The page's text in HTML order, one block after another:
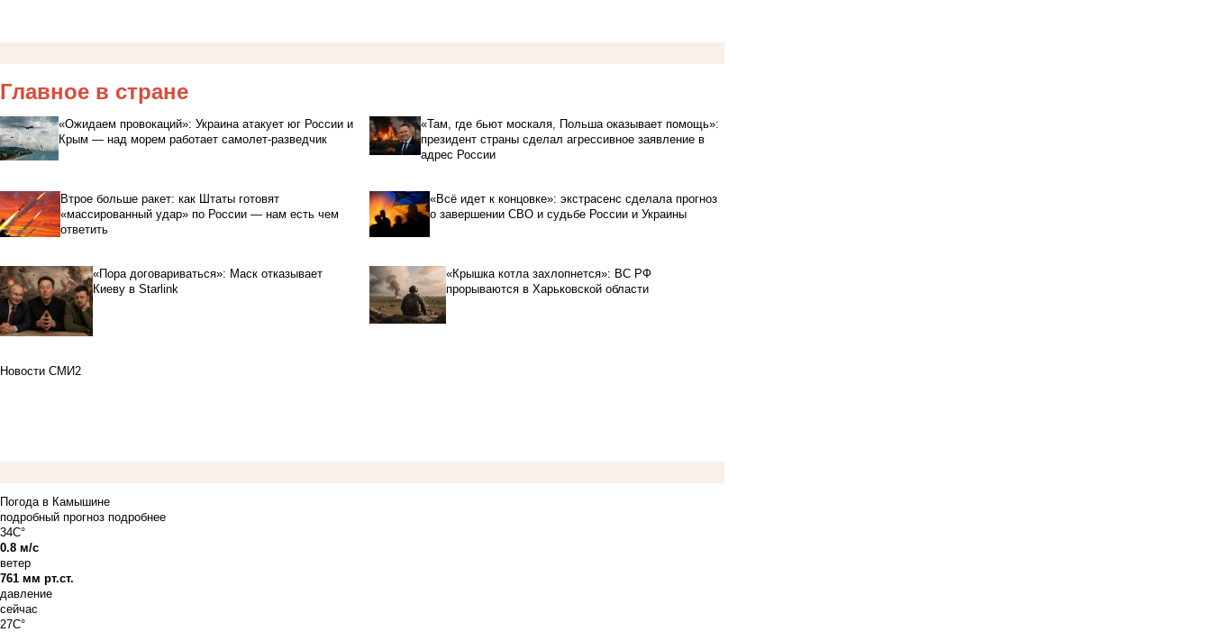
Главное в стране
«Ожидаем провокаций»: Украина атакует юг России и
Крым — над морем работает самолет-разведчик
«Там, где бьют москаля, Польша оказывает помощь»:
президент страны сделал агрессивное заявление в
адрес России
Втрое больше ракет: как Штаты готовят
«массированный удар» по России — нам есть чем
ответить
«Всё идет к концовке»: экстрасенс сделала прогноз
о завершении СВО и судьбе России и Украины
«Пора договариваться»: Маск отказывает
Киеву в Starlink
«Крышка котла захлопнется»: ВС РФ
прорываются в Харьковской области
Новости СМИ2
Погода в Камышине
подробный прогноз подробнее
34C°
0.8 м/с
ветер
761 мм рт.ст.
давление
сейчас
27C°